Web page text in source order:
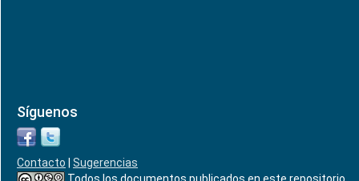
Síguenos
Contacto
Sugerencias